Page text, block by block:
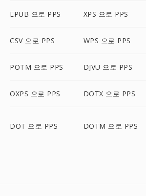
EPUB 으로 PPS XPS 으로 PPS
CSV 으로 PPS WPS 으로 PPS
POTM 으로 PPS DJVU 으로 PPS
OXPS 으로 PPS DOTX 으로 PPS
DOT 으로 PPS DOTM 으로 PPS